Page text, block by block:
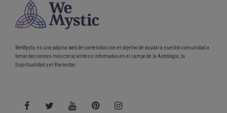
WeMystic es una página web de contenidos con el objetivo de ayudar a nuestra comunidad a
tomar decisiones más conscientes e informadas en el campo de la Astrología, la
Espiritualidad y el Bienestar.